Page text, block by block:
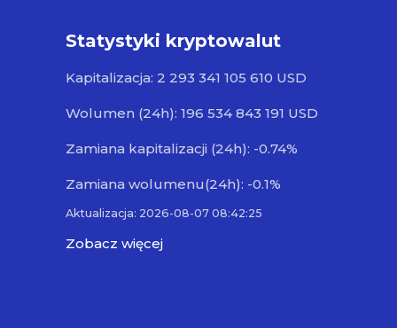
Statystyki kryptowalut
Kapitalizacja: 2 293 341 105 610 USD
Wolumen (24h): 196 534 843 191 USD
Zamiana kapitalizacji (24h): -0.74%
Zamiana wolumenu(24h): -0.1%
Aktualizacja: 2026-08-07 08:42:25
Zobacz więcej